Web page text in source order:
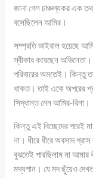
জানা গেল চাঞ্চল্যকর এক
বসেছিলেন আমির।
সম্প্রতি ভাইরাল হয়েছে
স্বীকার করেছেন অভিনেতা।
পরিবারের অমতেই। কিন্তু
থাকত। তাই একে অপরের
সিদ্ধান্ত নেন আমির-রিনা।
কিন্তু এই বিচ্ছেদের পরেই
না। ধীরে ধীরে অবসাদ
বুঝতেই পারছিলাম না
মদ্যপান। যে মদ ছুঁয়েও